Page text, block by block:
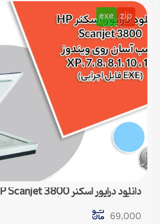
zip
exe
سازگار با تمام ویندوزها
69,000